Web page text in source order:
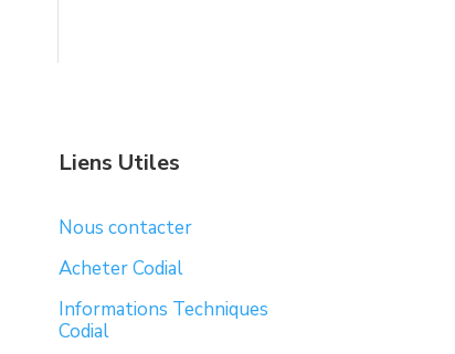
Liens Utiles
Nous contacter
Acheter Codial
Informations Techniques
Codial